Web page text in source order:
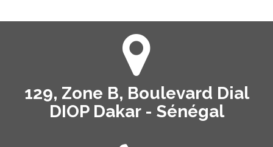
129, Zone B, Boulevard Dial
DIOP Dakar - Sénégal